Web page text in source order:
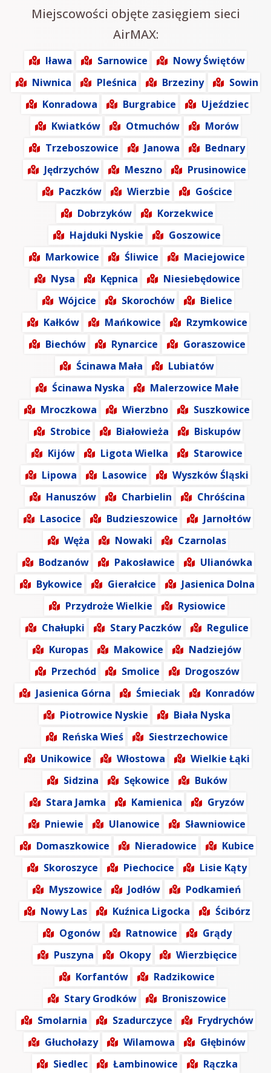
Miejscowości objęte zasięgiem sieci
AirMAX:
Iława Sarnowice
Nowy Świętów
Niwnica
Pleśnica Brzeziny
Sowin
Konradowa
Burgrabice
Ujeździec
Kwiatków
Otmuchów
Morów
Trzeboszowice
Janowa
Bednary
Jędrzychów
Meszno
Prusinowice
Paczków
Wierzbie
Gościce
Dobrzyków
Korzekwice
Hajduki Nyskie
Goszowice
Markowice
Śliwice
Maciejowice
Nysa
Kępnica
Niesiebędowice
Wójcice
Skorochów
Bielice
Kałków
Mańkowice
Rzymkowice
Biechów
Rynarcice
Goraszowice
Ścinawa Mała
Lubiatów
Ścinawa Nyska
Malerzowice Małe
Mroczkowa
Wierzbno
Suszkowice
Strobice
Białowieża
Biskupów
Kijów
Ligota Wielka
Starowice
Lipowa
Lasowice
Wyszków Śląski
Hanuszów
Charbielin
Chróścina
Lasocice
Budzieszowice
Jarnołtów
Węża
Nowaki
Czarnolas
Bodzanów
Pakosławice
Ulianówka
Bykowice
Gierałcice
Jasienica Dolna
Przydroże Wielkie
Rysiowice
Chałupki
Stary Paczków
Regulice
Kuropas
Makowice
Nadziejów
Przechód
Smolice
Drogoszów
Jasienica Górna
Śmieciak
Konradów
Piotrowice Nyskie
Biała Nyska
Reńska Wieś
Siestrzechowice
Unikowice
Włostowa
Wielkie Łąki
Sidzina
Sękowice
Buków
Stara Jamka
Kamienica
Gryzów
Pniewie
Ulanowice
Sławniowice
Domaszkowice
Nieradowice
Kubice
Skoroszyce
Piechocice
Lisie Kąty
Myszowice
Jodłów
Podkamień
Nowy Las
Kuźnica Ligocka
Ścibórz
Ogonów
Ratnowice
Grądy
Puszyna
Okopy
Wierzbięcice
Korfantów
Radzikowice
Stary Grodków
Broniszowice
Smolarnia
Szadurczyce
Frydrychów
Głuchołazy
Wilamowa
Głębinów
Siedlec
Łambinowice
Rączka